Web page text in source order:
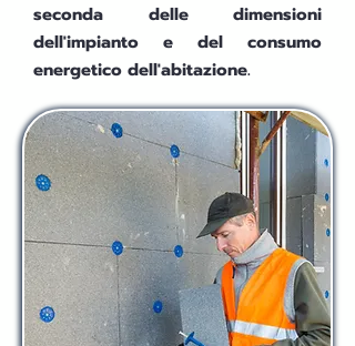
seconda delle dimensioni
dell'impianto e del consumo
energetico dell'abitazione.